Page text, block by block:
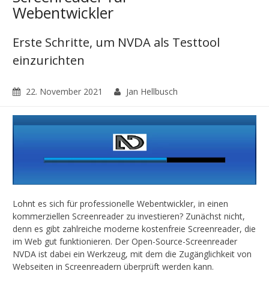
Webentwickler
Erste Schritte, um NVDA als Testtool
einzurichten
22. November 2021 Jan Hellbusch
Lohnt es sich für professionelle Webentwickler, in einen
kommerziellen Screenreader zu investieren? Zunächst nicht,
denn es gibt zahlreiche moderne kostenfreie Screenreader, die
im Web gut funktionieren. Der Open-Source-Screenreader
NVDA ist dabei ein Werkzeug, mit dem die Zugänglichkeit von
Webseiten in Screenreadern überprüft werden kann.